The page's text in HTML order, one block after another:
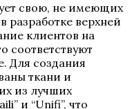
свою, не имеющих
разработке верхней
клиентов на
соответствуют
Для создания
ткани и
из лучших
и “Unifi”, что